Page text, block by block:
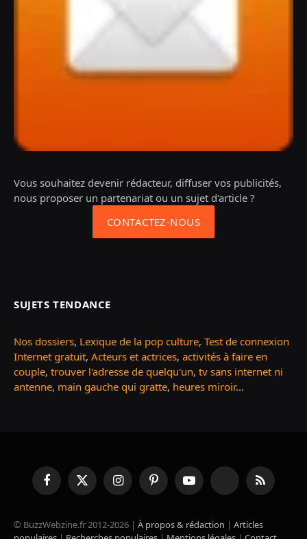
Vous souhaitez devenir rédacteur, diffuser vos publicités,
nous proposer un partenariat ou un sujet d'article ?
CONTACTEZ-NOUS
SUJETS TENDANCE
Nos dossiers, Lexique de la pop culture, Test de connexion
Internet gratuit, Acteurs et actrices, activités à faire en
couple, trouver l'adresse de quelqu'un, tv sans internet ni
antenne, main gauche qui gratte, heures miroir...
FacebookX
(Twitter)
InstagramPinterestYouTube TikTok RSS
© BuzzWebzine.fr 2012-2026 | À propos & rédaction | Articles